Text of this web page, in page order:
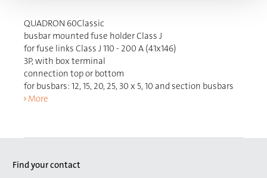
QUADRON 60Classic
busbar mounted fuse holder Class J
for fuse links Class J 110 - 200 A (41x146)
3P, with box terminal
connection top or bottom
for busbars: 12, 15, 20, 25, 30 x 5, 10 and section busbars
More
Find your contact